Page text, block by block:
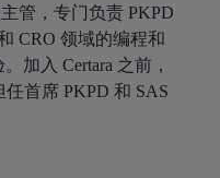
管，专门负责 PKPD
CRO 领域的编程和
加入 Certara 之前，
任首席 PKPD 和 SAS